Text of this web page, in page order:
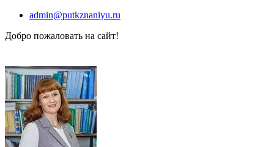
Перейти
содержимому
admin@putkznaniyu.ru
Добро пожаловать на сайт!